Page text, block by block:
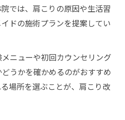
では、肩こりの原因や生活習
ドの施術プランを提案してい
ニューや初回カウンセリング
うかを確かめるのがおすすめ
場所を選ぶことが、肩こり改